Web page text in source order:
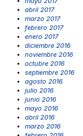
abril 2017
marzo 2017
febrero 2017
enero 2017
diciembre 2016
noviembre 2016
octubre 2016
septiembre 2016
agosto 2016
julio 2016
junio 2016
mayo 2016
abril 2016
marzo 2016